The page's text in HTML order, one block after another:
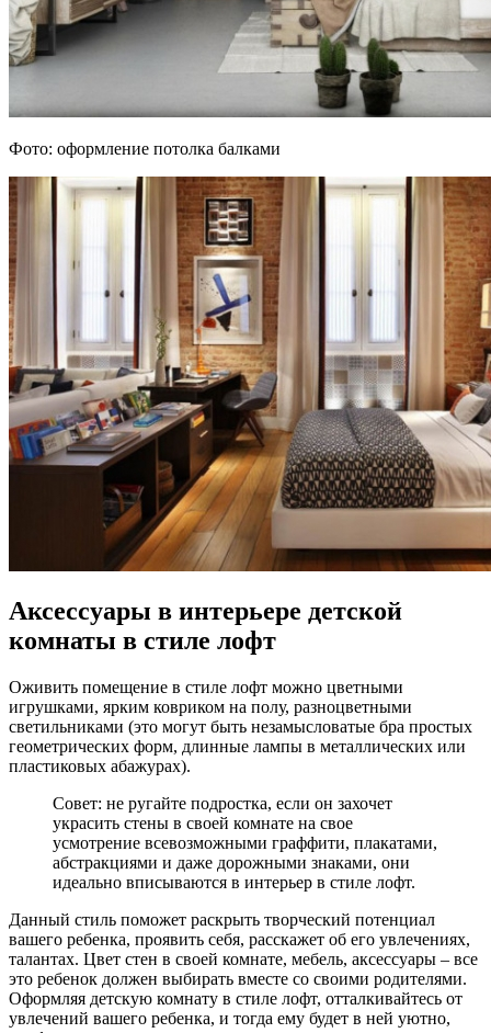
Фото: оформление потолка балками
Аксессуары в интерьере детской
комнаты в стиле лофт
Оживить помещение в стиле лофт можно цветными
игрушками, ярким ковриком на полу, разноцветными
светильниками (это могут быть незамысловатые бра простых
геометрических форм, длинные лампы в металлических или
пластиковых абажурах).
Совет: не ругайте подростка, если он захочет
украсить стены в своей комнате на свое
усмотрение всевозможными граффити, плакатами,
абстракциями и даже дорожными знаками, они
идеально вписываются в интерьер в стиле лофт.
Данный стиль поможет раскрыть творческий потенциал
вашего ребенка, проявить себя, расскажет об его увлечениях,
талантах. Цвет стен в своей комнате, мебель, аксессуары – все
это ребенок должен выбирать вместе со своими родителями.
Оформляя детскую комнату в стиле лофт, отталкивайтесь от
увлечений вашего ребенка, и тогда ему будет в ней уютно,